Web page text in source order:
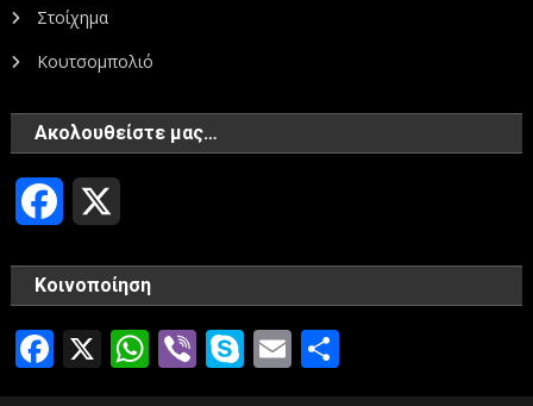
Στοίχημα
Κουτσομπολιό
Ακολουθείστε μας…
Facebook
Κοινοποίηση
Facebook
X WhatsApp
ViberSkype
Email